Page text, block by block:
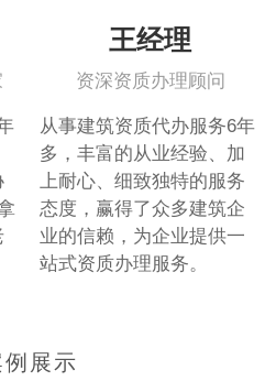
王经理
资深资质办理顾问
从事建筑资质代办服务6年
多，丰富的从业经验、加
上耐心、细致独特的服务
态度，赢得了众多建筑企
业的信赖，为企业提供一
站式资质办理服务。
例展示